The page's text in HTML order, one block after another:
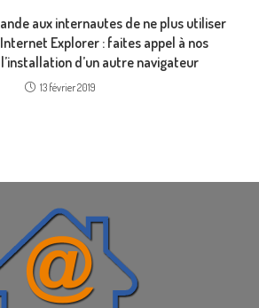
aux internautes de ne plus utiliser
Explorer : faites appel à nos
d’un autre navigateur
13 février 2019